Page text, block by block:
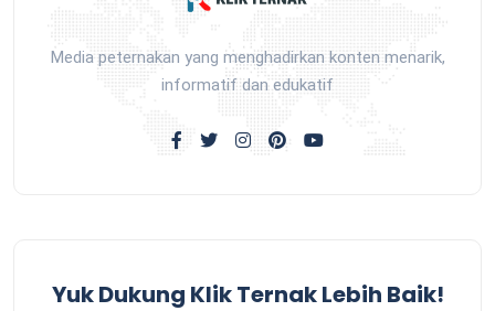
Media peternakan yang menghadirkan konten menarik,
informatif dan edukatif
Yuk Dukung Klik Ternak Lebih Baik!